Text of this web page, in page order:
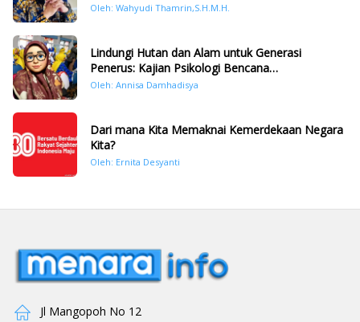
Oleh: Wahyudi Thamrin,S.H.M.H.
Lindungi Hutan dan Alam untuk Generasi
Penerus: Kajian Psikologi Bencana
Hidrometeorologi di Sumatera Pasca Tragedi
Oleh: Annisa Damhadisya
Dari mana Kita Memaknai Kemerdekaan Negara
Kita?
Oleh: Ernita Desyanti
Jl Mangopoh No 12